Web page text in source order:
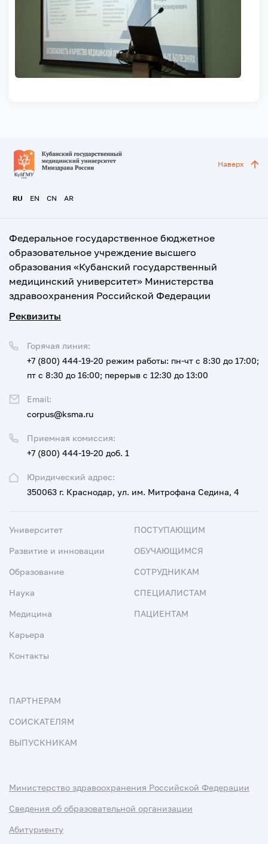
RU EN CN AR
Наверх
Федеральное государственное бюджетное
образовательное учреждение высшего
образования «Кубанский государственный
медицинский университет» Министерства
здравоохранения Российской Федерации
Реквизиты
Юридический адрес:
350063 г. Краснодар, ул. им. Митрофана Седина, 4
Приемная комиссия:
+7 (800) 444-19-20 доб. 1
Горячая линия:
+7 (800) 444-19-20 режим работы: пн-чт с 8:30 до 17:00;
пт с 8:30 до 16:00; перерыв с 12:30 до 13:00
Email:
corpus@ksma.ru
Университет
Развитие и инновации
Образование
Наука
Медицина
Карьера
Контакты
ПОСТУПАЮЩИМ
ОБУЧАЮЩИМСЯ
СОТРУДНИКАМ
СПЕЦИАЛИСТАМ
ПАЦИЕНТАМ
ПАРТНЕРАМ
СОИСКАТЕЛЯМ
ВЫПУСКНИКАМ
Министерство здравоохранения Российской Федерации
Сведения об образовательной организации
Абитуриенту